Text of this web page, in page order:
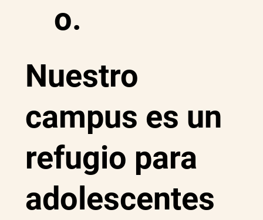
o.
Nuestro
campus es un
refugio para
adolescentes